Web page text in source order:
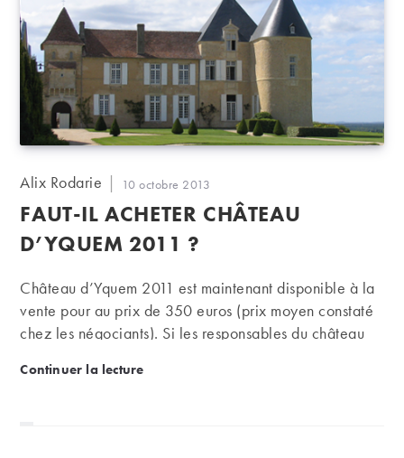
Auteur/autrice
la
publication :
Alix Rodarie
Publication
publiée :
10 octobre 2013
FAUT-IL ACHETER CHÂTEAU
D’YQUEM 2011 ?
Château d’Yquem 2011 est maintenant disponible à la
vente pour au prix de 350 euros (prix moyen constaté
chez les négociants). Si les responsables du château
puissance, complexité et légèreté », il semblerait que
Continuer la lectureFaut-il acheter Château d’Yquem 2011 ?